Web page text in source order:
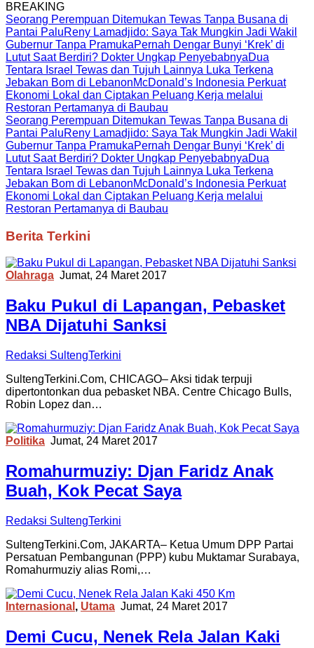
BREAKING
Seorang Perempuan Ditemukan Tewas Tanpa Busana di
Pantai PaluReny Lamadjido: Saya Tak Mungkin Jadi Wakil
Gubernur Tanpa PramukaPernah Dengar Bunyi ‘Krek’ di
Lutut Saat Berdiri? Dokter Ungkap PenyebabnyaDua
Tentara Israel Tewas dan Tujuh Lainnya Luka Terkena
Jebakan Bom di LebanonMcDonald’s Indonesia Perkuat
Ekonomi Lokal dan Ciptakan Peluang Kerja melalui
Restoran Pertamanya di Baubau
Seorang Perempuan Ditemukan Tewas Tanpa Busana di
Pantai PaluReny Lamadjido: Saya Tak Mungkin Jadi Wakil
Gubernur Tanpa PramukaPernah Dengar Bunyi ‘Krek’ di
Lutut Saat Berdiri? Dokter Ungkap PenyebabnyaDua
Tentara Israel Tewas dan Tujuh Lainnya Luka Terkena
Jebakan Bom di LebanonMcDonald’s Indonesia Perkuat
Ekonomi Lokal dan Ciptakan Peluang Kerja melalui
Restoran Pertamanya di Baubau
SultengTerkini
Berita Terkini
Olahraga Jumat, 24 Maret 2017
Baku Pukul di Lapangan, Pebasket
NBA Dijatuhi Sanksi
Redaksi SultengTerkini
SultengTerkini.Com, CHICAGO– Aksi tidak terpuji
dipertontonkan dua pebasket NBA. Centre Chicago Bulls,
Robin Lopez dan…
Politika Jumat, 24 Maret 2017
Romahurmuziy: Djan Faridz Anak
Buah, Kok Pecat Saya
Redaksi SultengTerkini
SultengTerkini.Com, JAKARTA– Ketua Umum DPP Partai
Persatuan Pembangunan (PPP) kubu Muktamar Surabaya,
Romahurmuziy alias Romi,…
Internasional , Utama Jumat, 24 Maret 2017
Demi Cucu, Nenek Rela Jalan Kaki